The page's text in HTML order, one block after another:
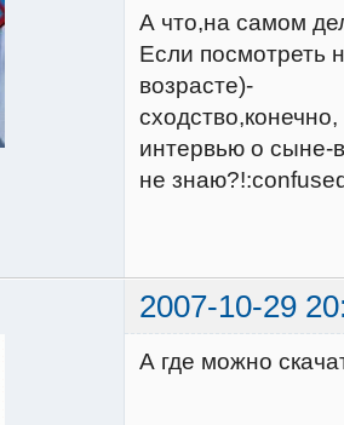
А что,на самом
Если посмотреть
возрасте)-
интервью о сыне-
не
2007-10-29
А где можно